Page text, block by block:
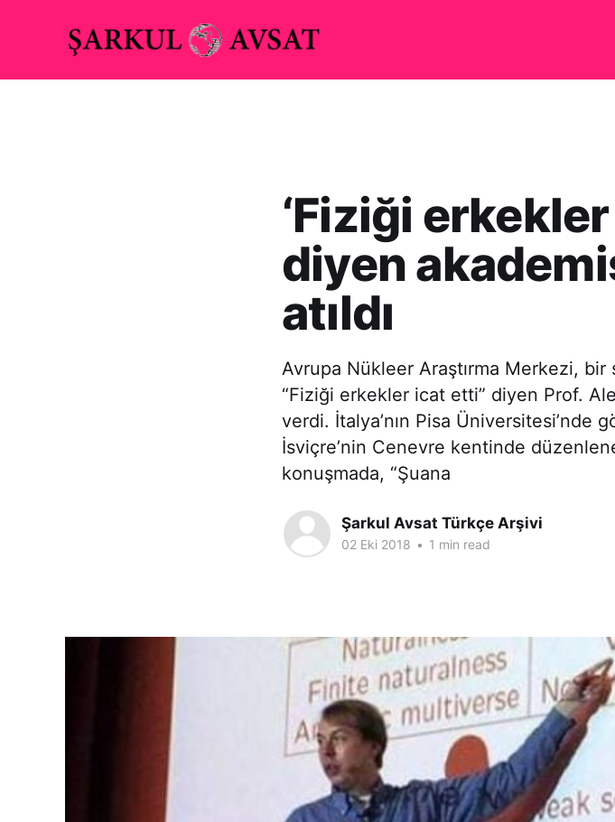
‘Fiziği
diyen
atıldı
Avrupa Nükleer Araştırma Merkezi, bir
“Fiziği erkekler icat etti” diyen Prof.
verdi. İtalya’nın Pisa Üniversitesi’nde
İsviçre’nin Cenevre kentinde
konuşmada, “Şuana
Şarkul Avsat Türkçe Arşivi
02 Eki 2018 • 1 min read